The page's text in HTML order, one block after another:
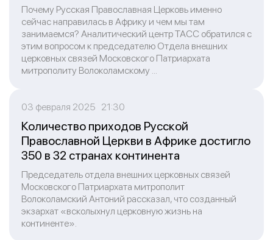
Почему Русская Православная Церковь именно
сейчас направилась в Африку и чем мы там
занимаемся? Аналитический центр ТАСС обратился с
этим вопросом к председателю Отдела внешних
церковных связей Московского Патриархата
митрополиту Волоколамскому ...
03 февраля 2025 21:30
Количество приходов Русской
Православной Церкви в Африке достигло
350 в 32 странах континента
Председатель отдела внешних церковных связей
Московского Патриархата митрополит
Волоколамский Антоний рассказал, что созданный
экзархат «всколыхнул церковную жизнь на
континенте».